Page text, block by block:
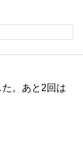
。あと2回は